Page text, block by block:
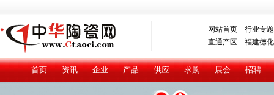
网站首页
行业专题
直通产区 福建德化
首页 资讯 企业 产品 供应 求购 展会 招聘